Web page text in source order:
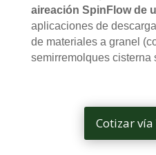
aireación SpinFlow de
aplicaciones de
de materiales a granel
semirremolques cisterna
Cotizar